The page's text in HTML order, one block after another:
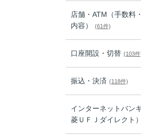
店舗・ATM（手数料
内容）
(61件)
口座開設・切替 (103件
振込・決済 (118件)
インターネットバン
菱ＵＦＪダイレクト）